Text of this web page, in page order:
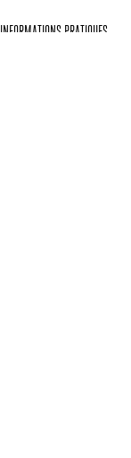
INFORMATIONS PRATIQUES